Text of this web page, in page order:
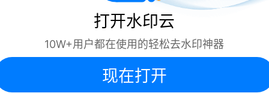
打开水印云
10W+用户都在使用的轻松去水印神器
现在打开